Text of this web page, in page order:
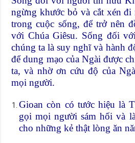
ngừng khước bỏ và cắt xén
trong cuộc sống, để trở nên
với Chúa Giêsu. Sống đối
chúng ta là suy nghĩ và hành
để dung mạo của Ngài được
ta, và nhờ ơn cứu độ của
mọi người.
Gioan còn có tước hiệu là
gọi mọi người sám hối và
cho những kẻ thật lòng ăn